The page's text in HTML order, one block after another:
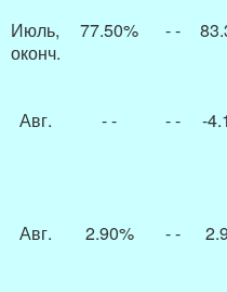
Июль,
оконч.
77.50% - -
Авг. - - - - -
Авг. 2.90% - -